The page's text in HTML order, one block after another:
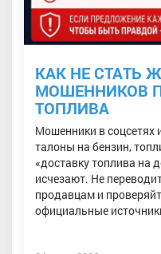
КАК НЕ СТАТЬ
МОШЕННИКОВ
ТОПЛИВА
Мошенники в соцсетях
талоны на бензин,
«доставку топлива на
исчезают. Не
продавцам и
официальные